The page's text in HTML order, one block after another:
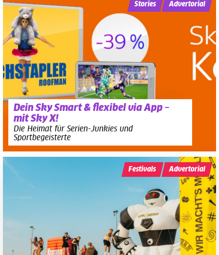
Dein Sky Smart & flexibel via App –
mit Sky X!
Die Heimat für Serien-Junkies und
Sportbegeisterte
Stories Advertorial
Festivals Advertorial